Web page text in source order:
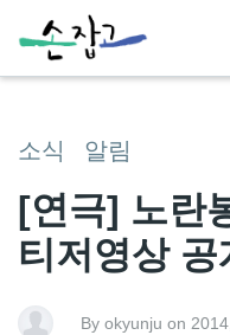
소식 알림
[연극] 노란
티저영상 공
By okyunju on